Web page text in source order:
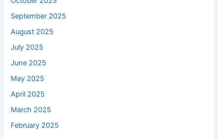
September 2025
August 2025
July 2025
June 2025
May 2025
April 2025
March 2025
February 2025